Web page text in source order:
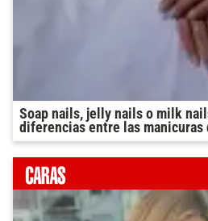
Soap nails, jelly nails o milk
diferencias entre las manicuras